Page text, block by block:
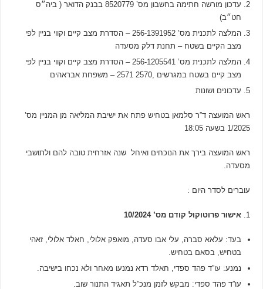
עדכון מורשה חתימה בחשבון מס’ 8520779 בבנק הדואר ( ביה״ס
חט״ב)
המלצה לתכנית מס’ 256-1391952 – הסדרת מצב קיים וקווי בניין לפי
מצב הקיים בשטח – תחנת דלק מסעדה
המלצה לתכנית מס’ 256-1205541 – הסדרת מצב קיים וקווי בניין לפי
מצב קיים בשטח במגרשים ,2570 2571 – משפחת אבראהים
עדכונים ושונות
ראש המועצה ד”ר סלמאן בטחיש פתח את ישיבת המליאה מן המניין מס’
1/2025 בשעה 18:05
ראש המועצה בירך את הנוכחים ואיחל שנה אזרחית טובה להם ולתושבי
מסעדה.
עוברים לסדר היום :
אישור פרוטוקול קודם מס’ 10/2024
בעד: עלאא סברה, עלי אבו סעדה, מואפק אלולי, חאלד אלולי, זאהי
בטחיש, בסאם בטחיש.
נמנע: עו”ד פהד ספדי, חאלד רדא נמנעו מאחר ולא נכחו בישיבה.
עו”ד פהד ספדי: מבקש לזמן מנכ”ל תאגיד התנור שוב.